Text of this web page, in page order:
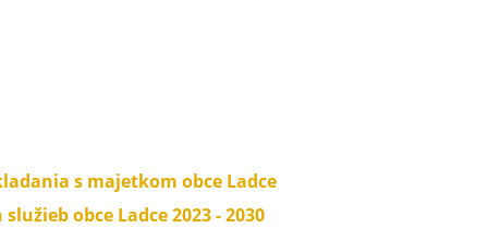
s majetkom obce Ladce
obce Ladce 2023 - 2030